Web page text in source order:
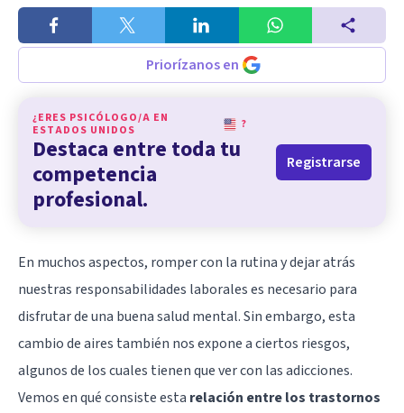
Priorízanos en
¿ERES PSICÓLOGO/A EN
ESTADOS UNIDOS
?
Destaca entre toda tu
competencia
profesional.
Registrarse
En muchos aspectos, romper con la rutina y dejar atrás
nuestras responsabilidades laborales es necesario para
disfrutar de una buena salud mental. Sin embargo, esta
cambio de aires también nos expone a ciertos riesgos,
algunos de los cuales tienen que ver con las adicciones.
Vemos en qué consiste esta relación entre los trastornos